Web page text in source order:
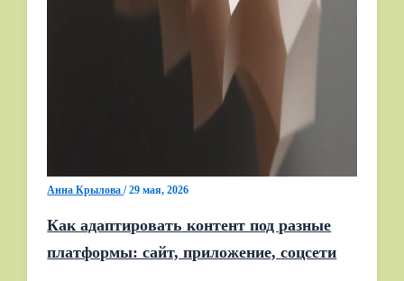
Анна Крылова/29 мая, 2026
Как адаптировать контент под разные
платформы: сайт, приложение, соцсети